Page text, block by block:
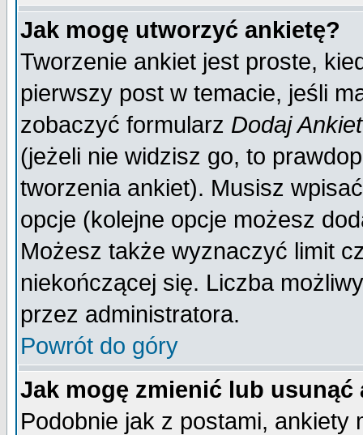
Jak mogę utworzyć ankietę?
Tworzenie ankiet jest proste,
pierwszy post w temacie, jeśli
zobaczyć formularz Dodaj
(jeżeli nie widzisz go, to
tworzenia ankiet). Musisz
opcje (kolejne opcje możesz
Możesz także wyznaczyć limit
niekończącej się. Liczba
przez administratora.
Powrót do góry
Jak mogę zmienić lub usunąć
Podobnie jak z postami,